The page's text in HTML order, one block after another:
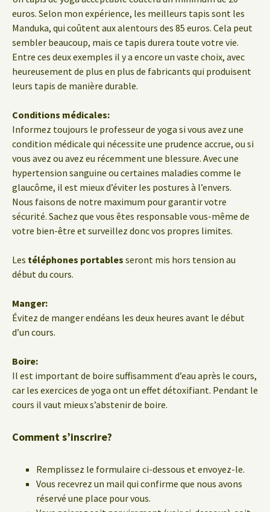
euros. Selon mon expérience, les meilleurs tapis sont les
Manduka, qui coûtent aux alentours des 85 euros. Cela peut
sembler beaucoup, mais ce tapis durera toute votre vie.
Entre ces deux exemples il y a encore un vaste choix, avec
heureusement de plus en plus de fabricants qui produisent
leurs tapis de manière durable.
Conditions médicales:
Informez toujours le professeur de yoga si vous avez une
condition médicale qui nécessite une prudence accrue, ou si
vous avez ou avez eu récemment une blessure. Avec une
hypertension sanguine ou certaines maladies comme le
glaucôme, il est mieux d’éviter les postures à l’envers.
Nous faisons de notre maximum pour garantir votre
sécurité. Sachez que vous êtes responsable vous-même de
votre bien-être et surveillez donc vos propres limites.
Les téléphones portables seront mis hors tension au
début du cours.
Manger:
Évitez de manger endéans les deux heures avant le début
d’un cours.
Boire:
Il est important de boire suffisamment d’eau après le cours,
car les exercices de yoga ont un effet détoxifiant. Pendant le
cours il vaut mieux s’abstenir de boire.
Comment s’inscrire?
Remplissez le formulaire ci-dessous et envoyez-le.
Vous recevrez un mail qui confirme que nous avons
réservé une place pour vous.